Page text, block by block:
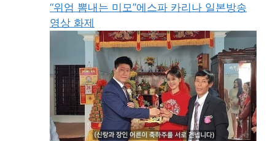
“위엄 뽐내는 미모”에스파 카리나 일본방송
영상 화제